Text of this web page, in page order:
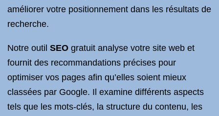
améliorer votre positionnement dans les résultats de
recherche.
Notre outil SEO gratuit analyse votre site web et
fournit des recommandations précises pour
optimiser vos pages afin qu’elles soient mieux
classées par Google. Il examine différents aspects
tels que les mots-clés, la structure du contenu, les